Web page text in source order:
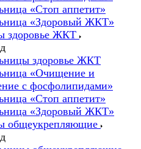
«Стоп аппетит»
«Здоровый ЖКТ»
здоровье ЖКТ
здоровье ЖКТ
«Очищение и
с фосфолипидами»
«Стоп аппетит»
«Здоровый ЖКТ»
общеукрепляющие